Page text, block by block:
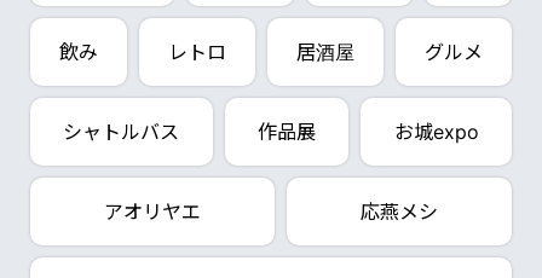
飲み レトロ 居酒屋 グルメ
シャトルバス 作品展 お城expo
アオリヤエ 応燕メシ